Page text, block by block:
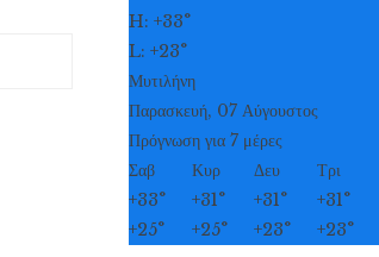
H:+33°
L:+23°
Μυτιλήνη
Παρασκευή, 07 Αύγουστος
Πρόγνωση για 7 μέρες
Σαβ
Κυρ Δευ Τρι
+33° +31° +31° +31°
+25° +25° +23° +23°